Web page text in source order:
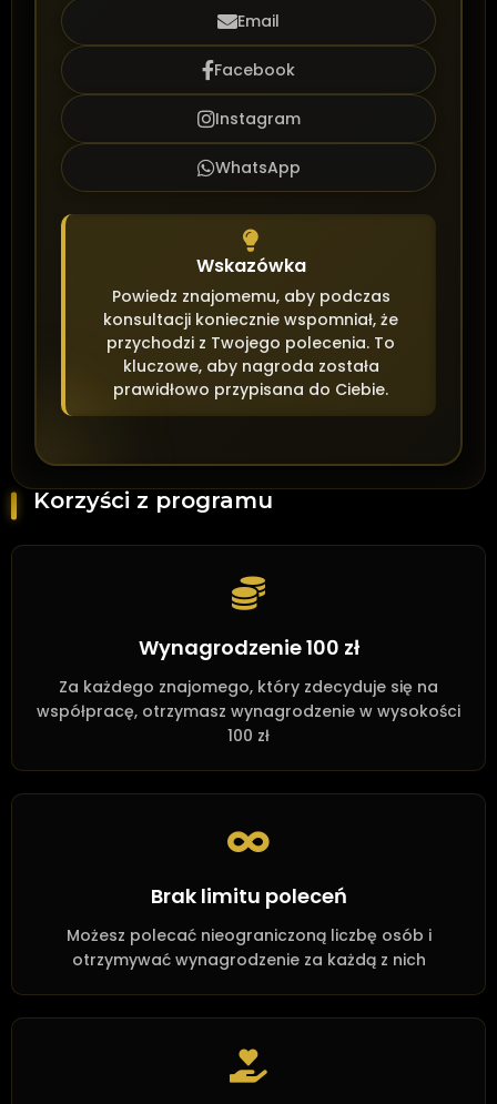
Email
Facebook
Instagram
WhatsApp
Wskazówka
Powiedz znajomemu, aby podczas
konsultacji koniecznie wspomniał, że
przychodzi z Twojego polecenia. To
kluczowe, aby nagroda została
prawidłowo przypisana do Ciebie.
Korzyści z programu
Wynagrodzenie 100 zł
Za każdego znajomego, który zdecyduje się na
współpracę, otrzymasz wynagrodzenie w wysokości
100 zł
Brak limitu poleceń
Możesz polecać nieograniczoną liczbę osób i
otrzymywać wynagrodzenie za każdą z nich